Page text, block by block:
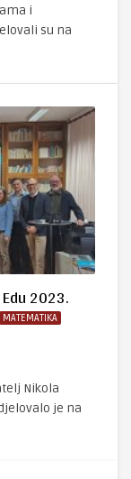
i
su na
2023.
MATEMATIKA
Nikola
je na